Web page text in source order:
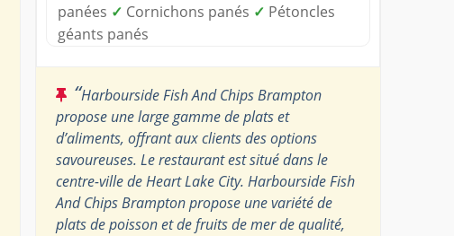
panées ✓ Cornichons panés ✓ Pétoncles
géants panés
“Harbourside Fish And Chips Brampton
propose une large gamme de plats et
d’aliments, offrant aux clients des options
savoureuses. Le restaurant est situé dans le
centre-ville de Heart Lake City. Harbourside Fish
And Chips Brampton propose une variété de
plats de poisson et de fruits de mer de qualité,